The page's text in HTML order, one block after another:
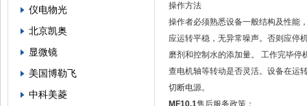
仪电物光
北京凯奥
显微镜
美国博勒飞
中科美菱
操作方法
操作者必须熟悉设备一般结构及性能
应运转平稳，无异常噪声。否则应停
磨剂和控制水的添加量。 工作完毕
查电机轴等转动是否灵活。设备在运
切断电源。
MF10.1售后服务政策：